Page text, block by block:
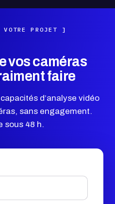
VOTRE PROJET
vos caméras
faire
d’analyse vidéo
sans engagement.
sous 48 h.